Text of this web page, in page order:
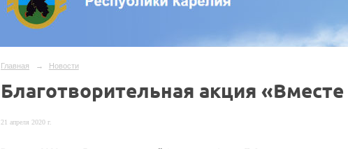
Главная → Новости
Благотворительная акция
21 апреля 2020 г.